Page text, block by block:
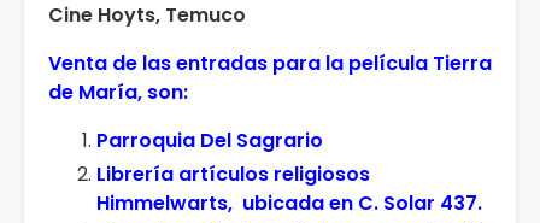
Cine Hoyts, Temuco
Venta de las entradas para la película Tierra
de María, son:
Parroquia Del Sagrario
Librería artículos religiosos
Himmelwarts, ubicada en C. Solar 437.